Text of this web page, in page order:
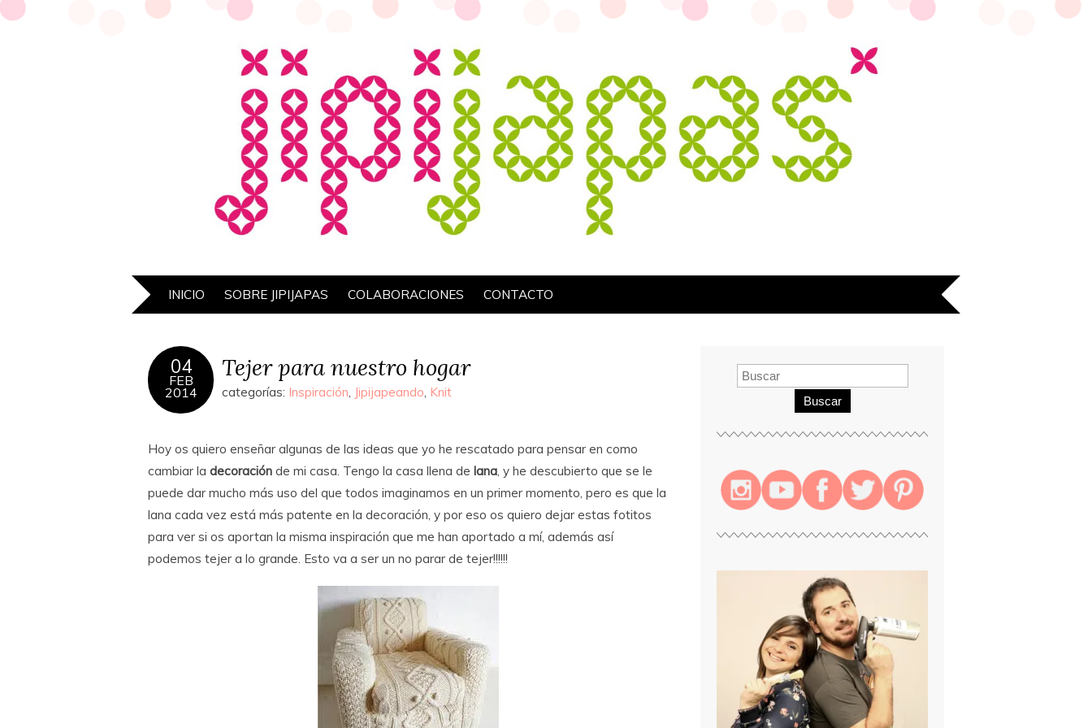
INICIO SOBRE JIPIJAPAS COLABORACIONES CONTACTO
04
FEB
2014
Tejer para nuestro hogar
categorías: Inspiración, Jipijapeando, Knit
Hoy os quiero enseñar algunas de las ideas que yo he rescatado para pensar en como
cambiar la decoración de mi casa. Tengo la casa llena de lana, y he descubierto que se le
puede dar mucho más uso del que todos imaginamos en un primer momento, pero es que la
lana cada vez está más patente en la decoración, y por eso os quiero dejar estas fotitos
para ver si os aportan la misma inspiración que me han aportado a mí, además así
podemos tejer a lo grande. Esto va a ser un no parar de tejer!!!!!!
Buscar